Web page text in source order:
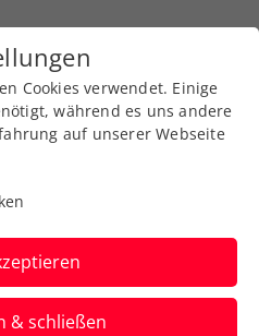
Kitzbühel:
geht weiter
im
Cookies verwendet. Einige
während es uns andere
auf unserer Webseite
& schließen